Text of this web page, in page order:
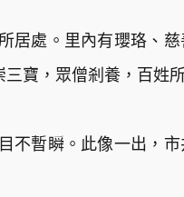
居處。里內有瓔珞、
寶，眾僧剎養，百姓
不暫瞬。此像一出，市